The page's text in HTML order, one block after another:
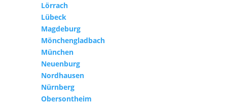
Lörrach
Lübeck
Magdeburg
Mönchengladbach
München
Neuenburg
Nordhausen
Nürnberg
Obersontheim